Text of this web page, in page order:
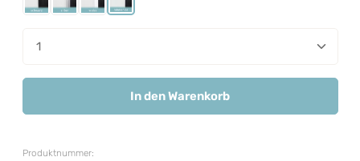
Rahmen Schwarz
Rahmen Silber
Rahmen Weiß
Rahmenlos
Produkt Anzahl: Gib den gewünschten Wert ein
In den Warenkorb
Produktnummer: